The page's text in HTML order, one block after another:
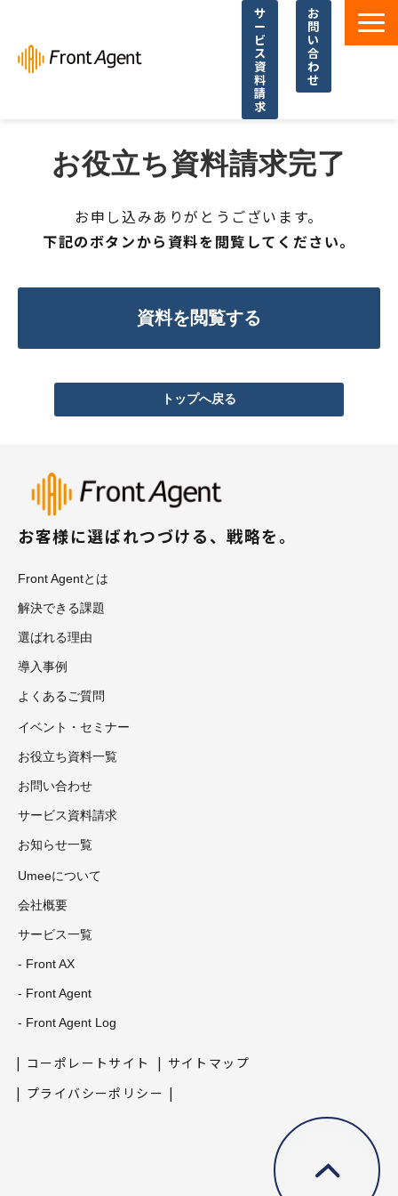
サ
ー
ビ
ス
資
料
請
求
お
問
い
合
わ
せ
よくあるご質問
お役立ち資料一覧
お役立ち資料請求完了
お申し込みありがとうございます。
下記のボタンから資料を閲覧してください。
資料を閲覧する
トップへ戻る
お客様に選ばれつづける、戦略を。
Front Agentとは
解決できる課題
選ばれる理由
導入事例
よくあるご質問
イベント・セミナー
お役立ち資料一覧
お問い合わせ
サービス資料請求
お知らせ一覧
Umeeについて
会社概要
サービス一覧
- Front AX
- Front Agent
- Front Agent Log
コーポレートサイト
サイトマップ
プライバシーポリシー